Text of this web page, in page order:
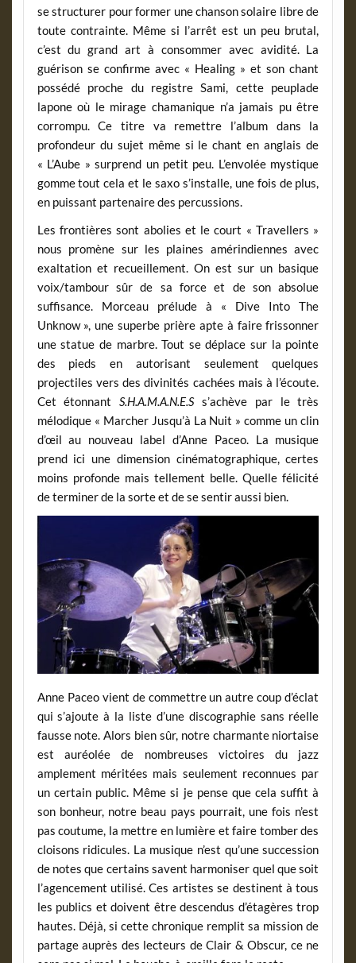
se structurer pour former une chanson solaire libre de
toute contrainte. Même si l’arrêt est un peu brutal,
c’est du grand art à consommer avec avidité. La
guérison se confirme avec « Healing » et son chant
possédé proche du registre Sami, cette peuplade
lapone où le mirage chamanique n’a jamais pu être
corrompu. Ce titre va remettre l’album dans la
profondeur du sujet même si le chant en anglais de
« L’Aube » surprend un petit peu. L’envolée mystique
gomme tout cela et le saxo s’installe, une fois de plus,
en puissant partenaire des percussions.
Les frontières sont abolies et le court « Travellers »
nous promène sur les plaines amérindiennes avec
exaltation et recueillement. On est sur un basique
voix/tambour sûr de sa force et de son absolue
suffisance. Morceau prélude à « Dive Into The
Unknow », une superbe prière apte à faire frissonner
une statue de marbre. Tout se déplace sur la pointe
des pieds en autorisant seulement quelques
projectiles vers des divinités cachées mais à l’écoute.
Cet étonnantS.H.A.M.A.N.E.S s’achève par le très
mélodique « Marcher Jusqu’à La Nuit » comme un clin
d’œil au nouveau label d’Anne Paceo. La musique
prend ici une dimension cinématographique, certes
moins profonde mais tellement belle. Quelle félicité
de terminer de la sorte et de se sentir aussi bien.
Anne Paceo vient de commettre un autre coup d’éclat
qui s’ajoute à la liste d’une discographie sans réelle
fausse note. Alors bien sûr, notre charmante niortaise
est auréolée de nombreuses victoires du jazz
amplement méritées mais seulement reconnues par
un certain public. Même si je pense que cela suffit à
son bonheur, notre beau pays pourrait, une fois n’est
pas coutume, la mettre en lumière et faire tomber des
cloisons ridicules. La musique n’est qu’une succession
de notes que certains savent harmoniser quel que soit
l’agencement utilisé. Ces artistes se destinent à tous
les publics et doivent être descendus d’étagères trop
hautes. Déjà, si cette chronique remplit sa mission de
partage auprès des lecteurs de Clair & Obscur, ce ne